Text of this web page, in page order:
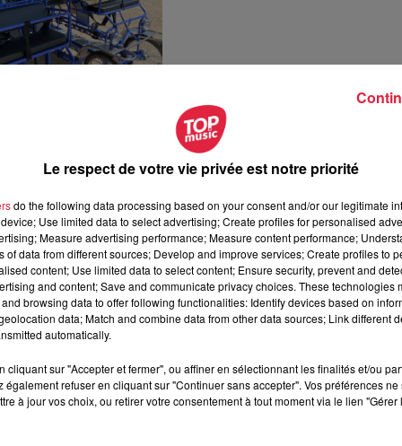
. Impossible d’imaginer qu’à côté de la
dans le sable. Plusieurs activités nautiques y sont
ou kneeboard),
de tester l’aquapark, une structure gonflable accessible
C’est sûr on aura quelques bleus demain, à force de
drôle ! Après ce moment sportif, place à la détente puisque «
bar, ainsi que des soirées DJ en été.
Le respect de votre vie privée est notre priorité
do the following data processing based on your consent and/or our legitimate
Use limited data to select advertising; Create profiles for personalised
Measure advertising performance; Measure content performance;
of data from different sources; Develop and improve services; Create profiles to
content; Use limited data to select content; Ensure security, prevent and
and content; Save and communicate privacy choices. These technologies
browsing data to offer following functionalities: Identify devices based on
data; Match and combine data from other data sources; Link different
automatically.
cliquant sur "Accepter et fermer", ou affiner en sélectionnant les finalités et/ou
également refuser en cliquant sur "Continuer sans accepter". Vos préférences
à jour vos choix, ou retirer votre consentement à tout moment via le lien